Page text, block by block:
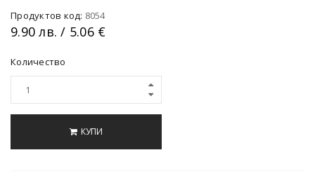
Продуктов код: 8054
9.90лв. / 5.06 €
Количество
КУПИ